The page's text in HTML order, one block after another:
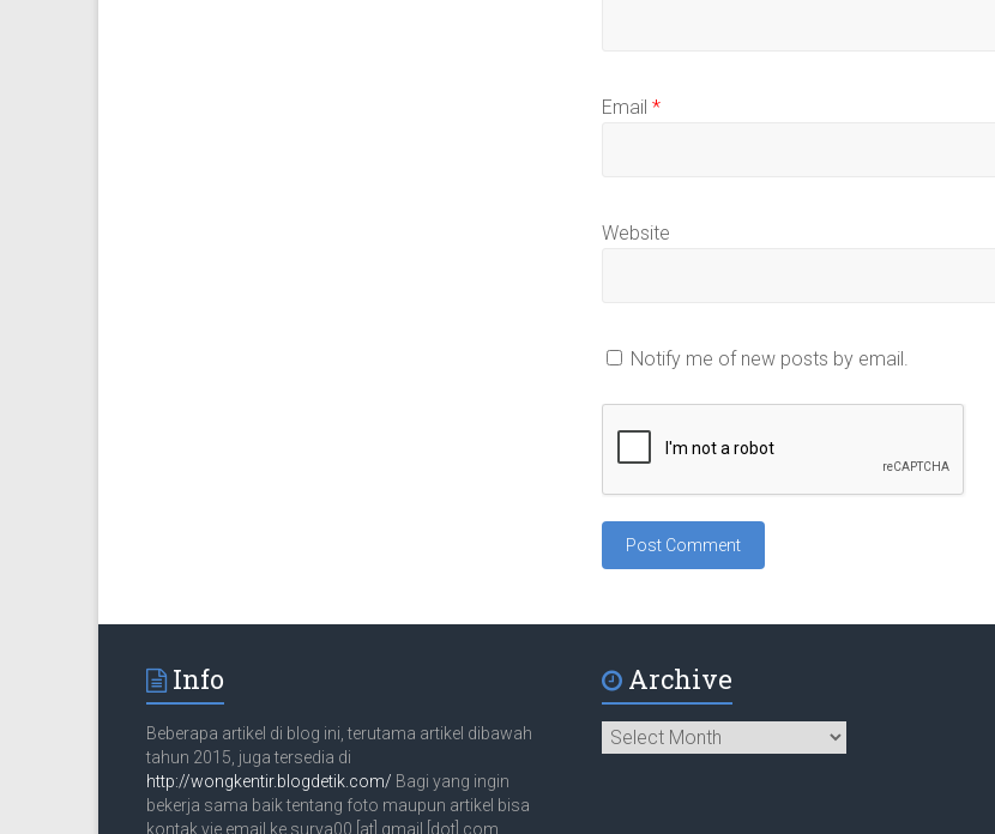
Email *
Website
Notify me of new posts by email.
Info
Beberapa artikel di blog ini, terutama artikel dibawah
tahun 2015, juga tersedia di
http://wongkentir.blogdetik.com/ Bagi yang ingin
bekerja sama baik tentang foto maupun artikel bisa
kontak vie email ke surya00 [at] gmail [dot] com
Archive
Archive